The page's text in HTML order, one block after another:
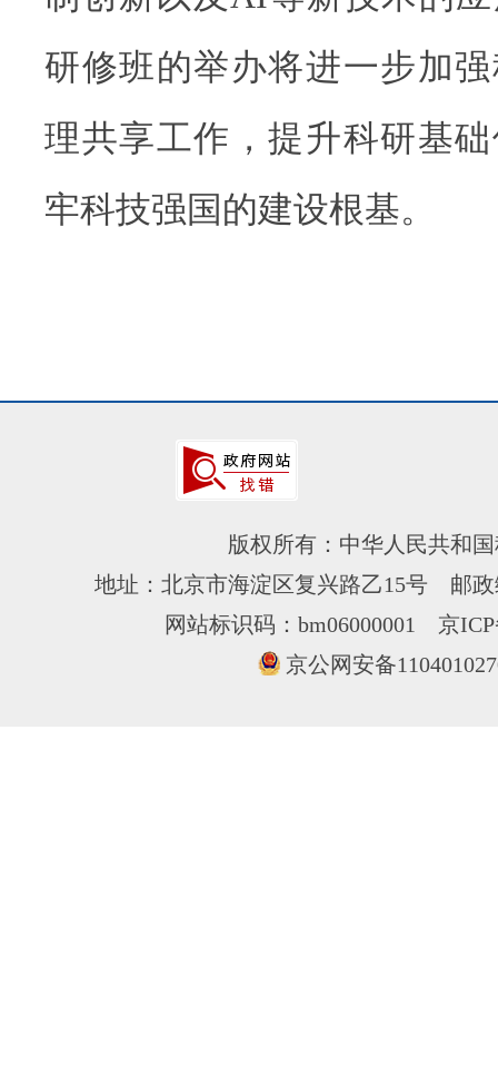
研修班的举办将进一步加
理共享工作，提升科研基
牢科技强国的建设根基。
版权所有：中华人民共和
地址：北京市海淀区复兴路乙15号 邮
网站标识码：bm06000001 京
京公网安备